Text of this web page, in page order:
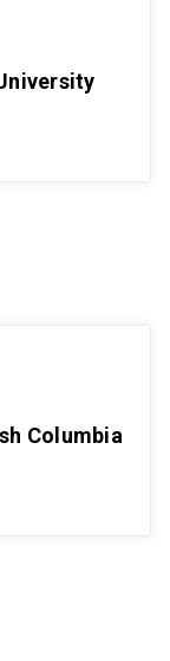
Columbia